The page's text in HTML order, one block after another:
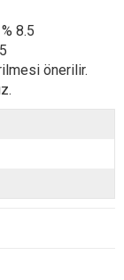
8.5
önerilir.